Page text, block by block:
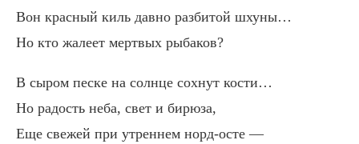
Вон красный киль давно разбитой шхуны…
Но кто жалеет мертвых рыбаков?
В сыром песке на солнце сохнут кости…
Но радость неба, свет и бирюза,
Еще свежей при утреннем норд-осте —